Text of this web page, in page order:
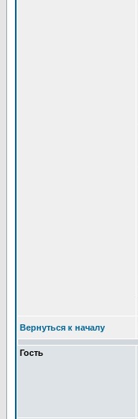
Вернуться к началу
Гость